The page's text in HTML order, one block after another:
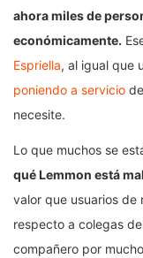
ahora miles de
económicamente.
Espriella, al igual que
poniendo a servicio
necesite.
Lo que muchos se
qué Lemmon está
valor que usuarios de
respecto a colegas del
compañero por